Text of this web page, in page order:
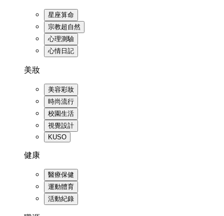
星座算命
宗教超自然
心理測驗
心情日記
美妝
美容彩妝
時尚流行
校園生活
視覺設計
KUSO
健康
醫療保健
運動體育
活動紀錄